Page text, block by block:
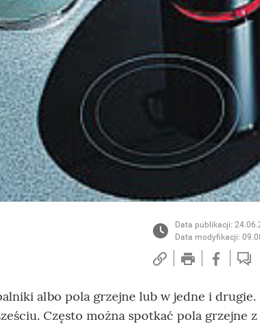
Data publikacji:
Data modyfikacji:
albo pola grzejne lub w jedne i
Często można spotkać pola